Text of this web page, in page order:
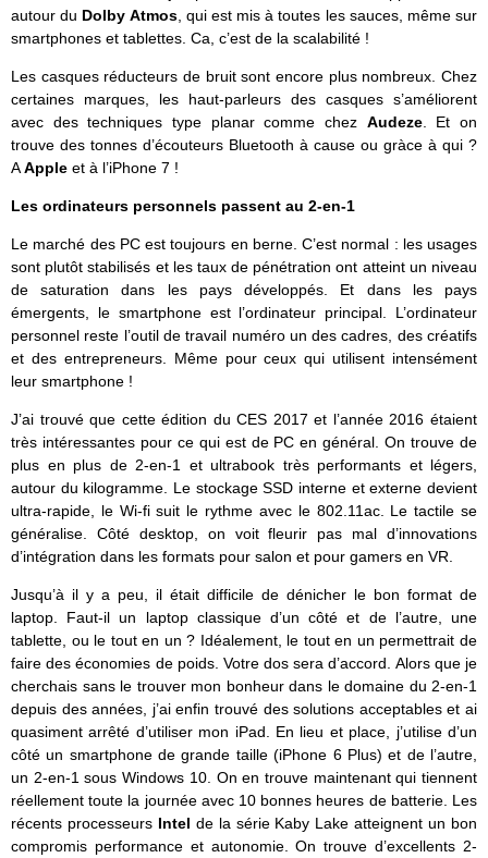
autour du Dolby Atmos, qui est mis à toutes les sauces, même sur
smartphones et tablettes. Ca, c’est de la scalabilité !
Les casques réducteurs de bruit sont encore plus nombreux. Chez
certaines marques, les haut-parleurs des casques s’améliorent
avec des techniques type planar comme chez Audeze. Et on
trouve des tonnes d’écouteurs Bluetooth à cause ou gràce à qui ?
AApple et à l’iPhone 7 !
Les ordinateurs personnels passent au 2-en-1
Le marché des PC est toujours en berne. C’est normal : les usages
sont plutôt stabilisés et les taux de pénétration ont atteint un niveau
de saturation dans les pays développés. Et dans les pays
émergents, le smartphone est l’ordinateur principal. L’ordinateur
personnel reste l’outil de travail numéro un des cadres, des créatifs
et des entrepreneurs. Même pour ceux qui utilisent intensément
leur smartphone !
J’ai trouvé que cette édition du CES 2017 et l’année 2016 étaient
très intéressantes pour ce qui est de PC en général. On trouve de
plus en plus de 2-en-1 et ultrabook très performants et légers,
autour du kilogramme. Le stockage SSD interne et externe devient
ultra-rapide, le Wi-fi suit le rythme avec le 802.11ac. Le tactile se
généralise. Côté desktop, on voit fleurir pas mal d’innovations
d’intégration dans les formats pour salon et pour gamers en VR.
Jusqu’à il y a peu, il était difficile de dénicher le bon format de
laptop. Faut-il un laptop classique d’un côté et de l’autre, une
tablette, ou le tout en un ? Idéalement, le tout en un permettrait de
faire des économies de poids. Votre dos sera d’accord. Alors que je
cherchais sans le trouver mon bonheur dans le domaine du 2-en-1
depuis des années, j’ai enfin trouvé des solutions acceptables et ai
quasiment arrêté d’utiliser mon iPad. En lieu et place, j’utilise d’un
côté un smartphone de grande taille (iPhone 6 Plus) et de l’autre,
un 2-en-1 sous Windows 10. On en trouve maintenant qui tiennent
réellement toute la journée avec 10 bonnes heures de batterie. Les
récents processeurs Intel de la série Kaby Lake atteignent un bon
compromis performance et autonomie. On trouve d’excellents 2-